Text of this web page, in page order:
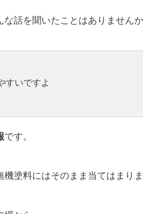
話を聞いたことはありませんか
すいですよ
です。
塗料にはそのまま当てはまりま